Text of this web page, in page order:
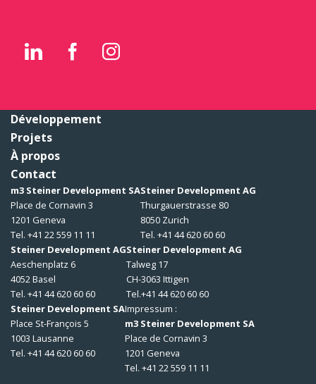
Développement
Projets
À propos
Contact
m3 Steiner Development SA
Place de Cornavin 3
1201 Geneva
Tel. +41 22 559 11 11
Steiner Development AG
Thurgauerstrasse 80
8050 Zurich
Tel. +41 44 620 60 60
Steiner Development AG
Aeschenplatz 6
4052 Basel
Tel. +41 44 620 60 60
Steiner Development AG
Talweg 17
CH-3063 Ittigen
Tel.+41 44 620 60 60
Steiner Development SA
Place St-François 5
1003 Lausanne
Tel. +41 44 620 60 60
Impressum :
m3 Steiner Development SA
Place de Cornavin 3
1201 Geneva
Tel. +41 22 559 11 11